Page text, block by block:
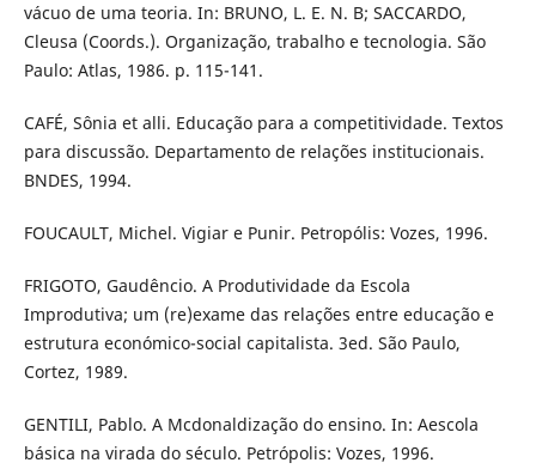
vácuo de uma teoria. In: BRUNO, L. E. N. B; SACCARDO,
Cleusa (Coords.). Organização, trabalho e tecnologia. São
Paulo: Atlas, 1986. p. 115-141.
CAFÉ, Sônia et alli. Educação para a competitividade. Textos
para discussão. Departamento de relações institucionais.
BNDES, 1994.
FOUCAULT, Michel. Vigiar e Punir. Petropólis: Vozes, 1996.
FRIGOTO, Gaudêncio. A Produtividade da Escola
Improdutiva; um (re)exame das relações entre educação e
estrutura económico-social capitalista. 3ed. São Paulo,
Cortez, 1989.
GENTILI, Pablo. A Mcdonaldização do ensino. In: Aescola
básica na virada do século. Petrópolis: Vozes, 1996.